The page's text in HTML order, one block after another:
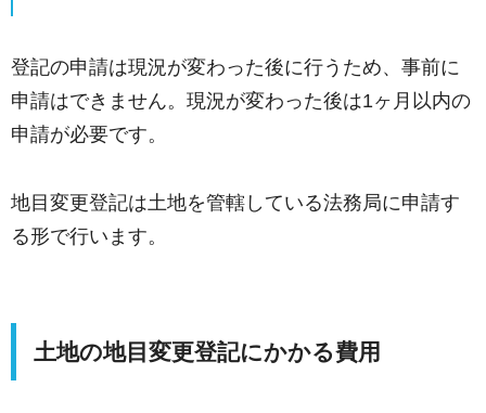
登記の申請は現況が変わった後に行うため、事前に
申請はできません。現況が変わった後は1ヶ月以内の
申請が必要です。
地目変更登記は土地を管轄している法務局に申請す
る形で行います。
土地の地目変更登記にかかる費用